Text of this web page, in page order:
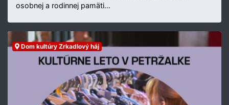
osobnej a rodinnej pamäti…
Dom kultúry Zrkadlový háj